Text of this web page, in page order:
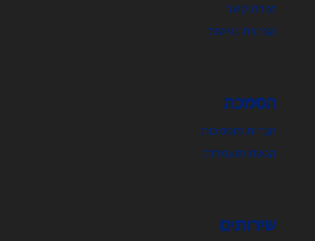
יצירת קשר
הצהרת נגישות
הסמכה
חברות מוסמכות
הגשת מועמדות
שירותים